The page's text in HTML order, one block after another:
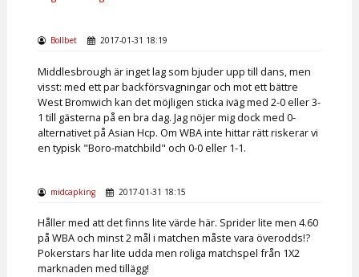
Bollbet 2017-01-31 18:19
Middlesbrough är inget lag som bjuder upp till dans, men
visst: med ett par backförsvagningar och mot ett bättre
West Bromwich kan det möjligen sticka iväg med 2-0 eller 3-
1 till gästerna på en bra dag. Jag nöjer mig dock med 0-
alternativet på Asian Hcp. Om WBA inte hittar rätt riskerar vi
en typisk "Boro-matchbild" och 0-0 eller 1-1.
midcapking 2017-01-31 18:15
Håller med att det finns lite värde här. Sprider lite men 4.60
på WBA och minst 2 mål i matchen måste vara överodds!?
Pokerstars har lite udda men roliga matchspel från 1X2
marknaden med tillägg!